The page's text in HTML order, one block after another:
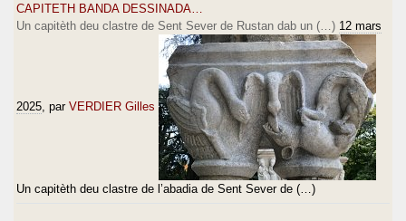
CAPITETH BANDA DESSINADA…
Un capitèth deu clastre de Sent Sever de Rustan dab un (…) 12 mars
2025 , par VERDIER Gilles
Un capitèth deu clastre de l’abadia de Sent Sever de (…)